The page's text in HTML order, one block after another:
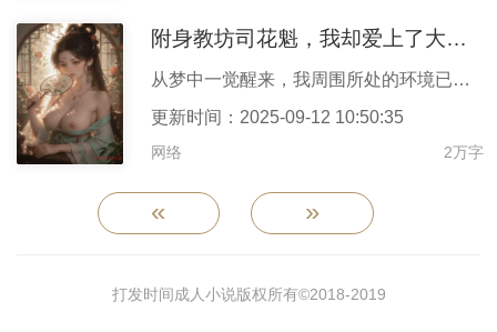
附身教坊司花魁，我却爱上了大才子
从梦中一觉醒来，我周围所处的环境已是大变样了。“嘶！”我扶着额
更新时间：2025-09-12 10:50:35
网络 2万字
« »
打发时间成人小说版权所有©2018-2019